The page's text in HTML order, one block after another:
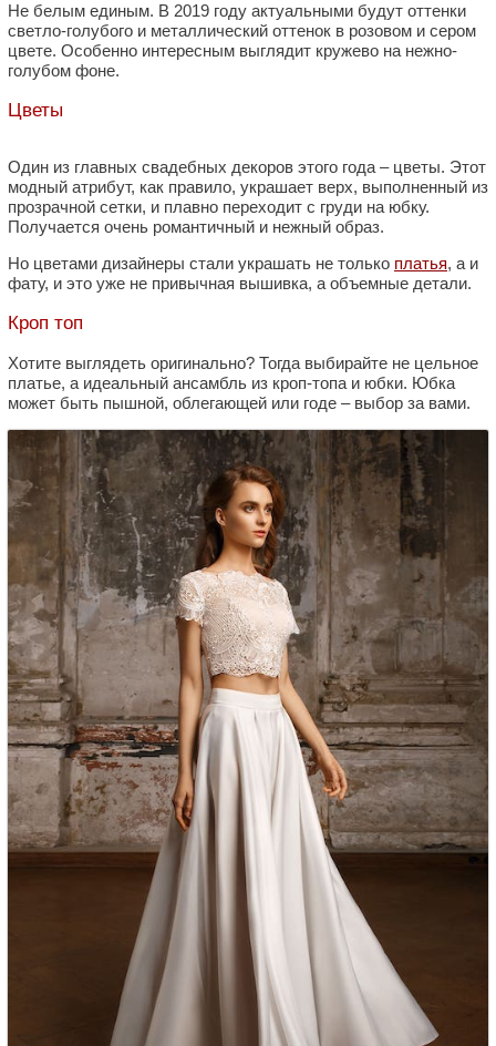
Не белым единым. В 2019 году актуальными будут оттенки
светло-голубого и металлический оттенок в розовом и сером
цвете. Особенно интересным выглядит кружево на нежно-
голубом фоне.
Цветы
Один из главных свадебных декоров этого года – цветы. Этот
модный атрибут, как правило, украшает верх, выполненный из
прозрачной сетки, и плавно переходит с груди на юбку.
Получается очень романтичный и нежный образ.
Но цветами дизайнеры стали украшать не только платья, а и
фату, и это уже не привычная вышивка, а объемные детали.
Кроп топ
Хотите выглядеть оригинально? Тогда выбирайте не цельное
платье, а идеальный ансамбль из кроп-топа и юбки. Юбка
может быть пышной, облегающей или годе – выбор за вами.